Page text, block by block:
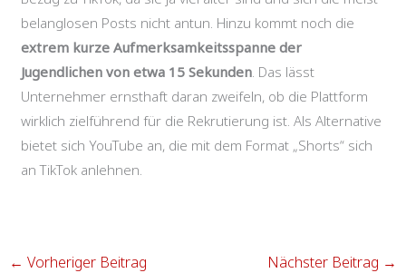
belanglosen Posts nicht antun. Hinzu kommt noch die
extrem kurze Aufmerksamkeitsspanne der
Jugendlichen von etwa 15 Sekunden . Das lässt
Unternehmer ernsthaft daran zweifeln, ob die Plattform
wirklich zielführend für die Rekrutierung ist. Als Alternative
bietet sich YouTube an, die mit dem Format „Shorts“ sich
an TikTok anlehnen.
← Vorheriger Beitrag Nächster Beitrag →